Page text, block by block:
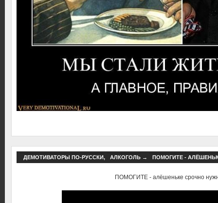
ДЕМОТИВАТОРЫ ПО-РУССКИ, АЛКОГОЛЬ→ ПОМОГИТЕ -
ПОМОГИТЕ - алёшеньке срочно